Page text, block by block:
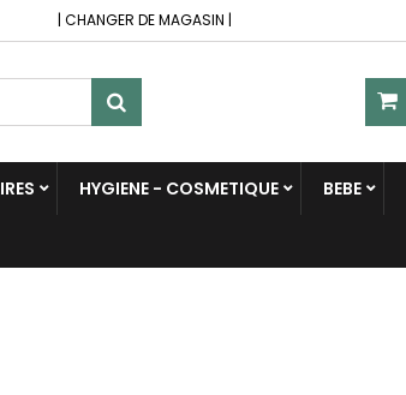
| CHANGER DE MAGASIN |
HYGIENE - COSMETIQUE BEBE